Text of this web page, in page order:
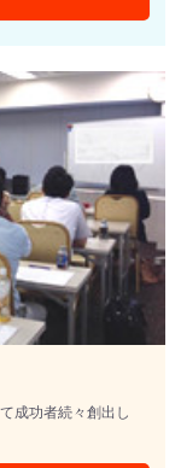
成功者続々創出し